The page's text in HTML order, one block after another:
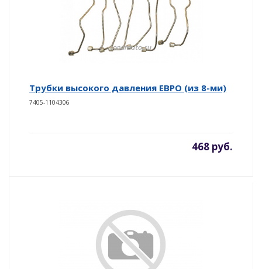
Трубки высокого давления ЕВРО (из 8-ми)
7405-1104306
468 руб.